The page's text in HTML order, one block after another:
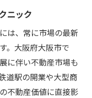
ニック
は、常に市場の最新
。大阪府大阪市で
に伴い不動産市場も
道駅の開業や大型商
不動産価値に直接影